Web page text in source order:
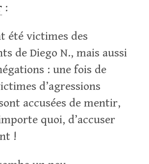
:
été victimes des
de Diego N., mais aussi
: une fois de
d’agressions
accusées de mentir,
quoi, d’accuser
!